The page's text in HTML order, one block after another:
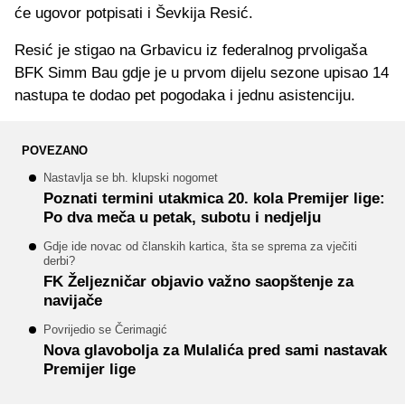
će ugovor potpisati i Ševkija Resić.
Resić je stigao na Grbavicu iz federalnog prvoligaša
BFK Simm Bau gdje je u prvom dijelu sezone upisao 14
nastupa te dodao pet pogodaka i jednu asistenciju.
POVEZANO
Nastavlja se bh. klupski nogomet
Poznati termini utakmica 20. kola Premijer lige:
Po dva meča u petak, subotu i nedjelju
Gdje ide novac od članskih kartica, šta se sprema za vječiti
derbi?
FK Željezničar objavio važno saopštenje za
navijače
Povrijedio se Čerimagić
Nova glavobolja za Mulalića pred sami nastavak
Premijer lige